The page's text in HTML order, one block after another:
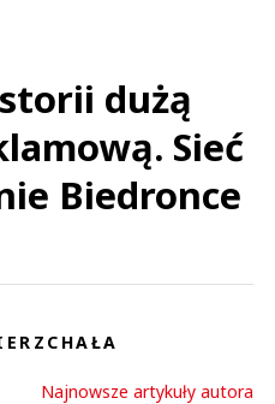
dużą
Sieć
Biedronce
Najnowsze artykuły autora